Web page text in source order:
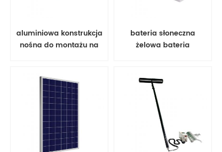
aluminiowa konstrukcja
nośna do montażu na
bateria słoneczna
żelowa bateria